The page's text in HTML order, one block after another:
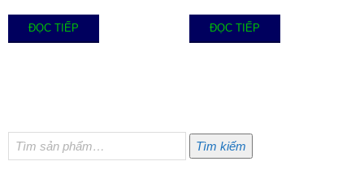
ĐỌC TIẾP ĐỌC TIẾP
Tìm
kiếm:
Tìm kiếm